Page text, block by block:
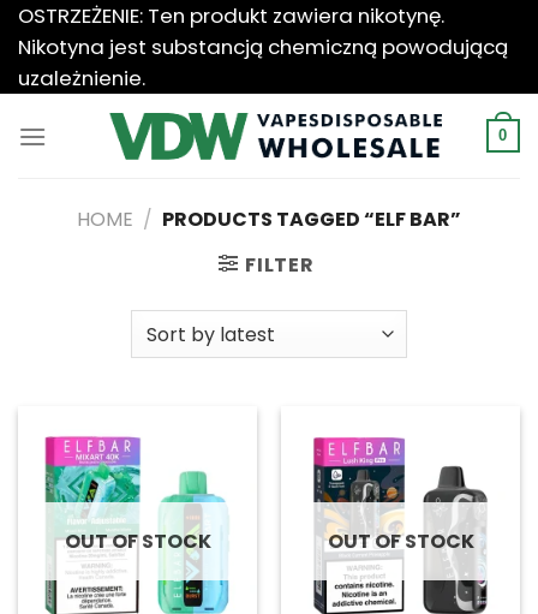
Przewiń
do
zawartości
OSTRZEŻENIE: Ten produkt zawiera nikotynę.
Nikotyna jest substancją chemiczną powodującą
uzależnienie.
0
HOME / PRODUCTS TAGGED “ELF BAR”
FILTER
OUT OF STOCK OUT OF STOCK